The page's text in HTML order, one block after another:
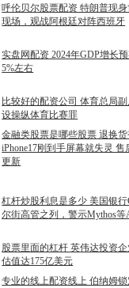
呼伦贝尔股票配资 特朗普现
现场，观战阿根廷对阵西班牙
实盘网配资 2024年GDP增长
5%左右
比较好的配资公司 体育总局
设操纵体育比赛罪
金融类股票是哪些股票 退换
iPhone17刚到手屏幕就失灵
更新
杠杆炒股利息是多少 美国银
尔街高管之列，警示Mythos
股票里面的杠杆 英伟达投资企
估值达175亿美元
专业的线上配资线上 伯纳姆